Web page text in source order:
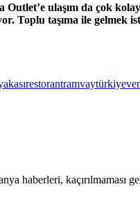
ulaşım da çok
Toplu taşıma ile
restorantramvaytürkiye
haberleri, kaçırılmaması